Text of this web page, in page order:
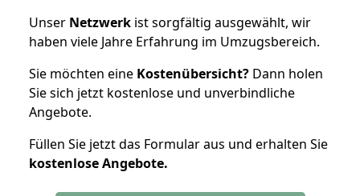
Unser Netzwerk ist sorgfältig ausgewählt, wir
haben viele Jahre Erfahrung im Umzugsbereich.
Sie möchten eine Kostenübersicht? Dann holen
Sie sich jetzt kostenlose und unverbindliche
Angebote.
Füllen Sie jetzt das Formular aus und erhalten Sie
kostenloseAngebote.